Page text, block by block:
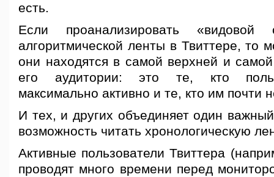
есть.
Если проанализировать «видовой
алгоритмической ленты в Твиттере, то
они находятся в самой верхней и
его аудитории: это те, кто
максимально активно и те, кто им почти
И тех, и других объединяет один
возможность читать хронологическую
Активные пользователи Твиттера
проводят много времени перед